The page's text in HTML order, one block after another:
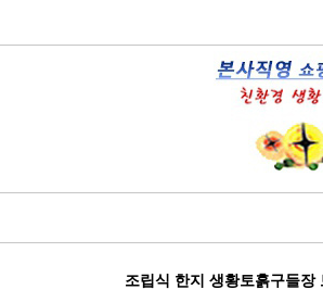
조립식 한지 생황토흙구들